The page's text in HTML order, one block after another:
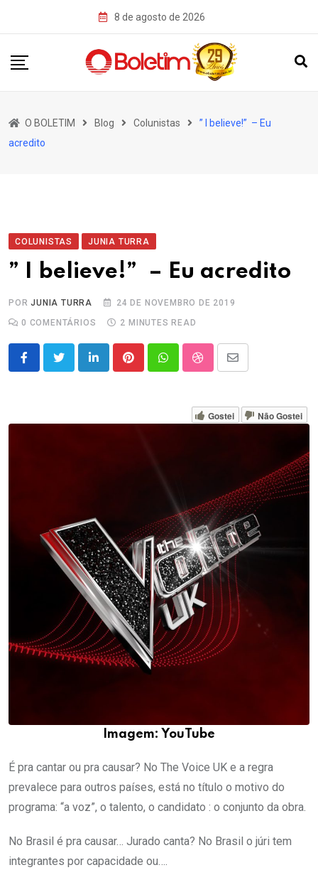
8 de agosto de 2026
O BOLETIM Blog Colunistas
” I believe!” – Eu
acredito
COLUNISTAS JUNIA TURRA
” I believe!” – Eu acredito
PORJUNIA TURRA
24 DE NOVEMBRO DE 2019
0 COMENTÁRIOS 2 MINUTES READ
LinkedInPinterestWhatsappStumbleUpon
Share
Email
Gostei Não Gostei
Imagem: YouTube
É pra cantar ou pra causar? No The Voice UK e a regra
prevalece para outros países, está no título o motivo do
programa: “a voz”, o talento, o candidato : o conjunto da obra.
No Brasil é pra causar… Jurado canta? No Brasil o júri tem
integrantes por capacidade ou….